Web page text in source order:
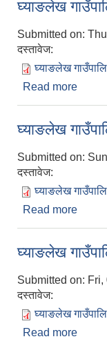
घ्याङलेख
Submitted on:
दस्तावेज:
घ्याङलेख
Read more
घ्याङलेख
Submitted on:
दस्तावेज:
घ्याङलेख
Read more
घ्याङलेख
Submitted on: Fri,
दस्तावेज:
घ्याङलेख
Read more